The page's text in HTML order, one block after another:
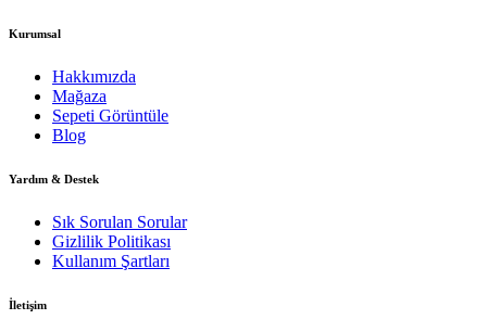
Kurumsal
Hakkımızda
Mağaza
Sepeti Görüntüle
Blog
Yardım & Destek
Sık Sorulan Sorular
Gizlilik Politikası
Kullanım Şartları
İletişim